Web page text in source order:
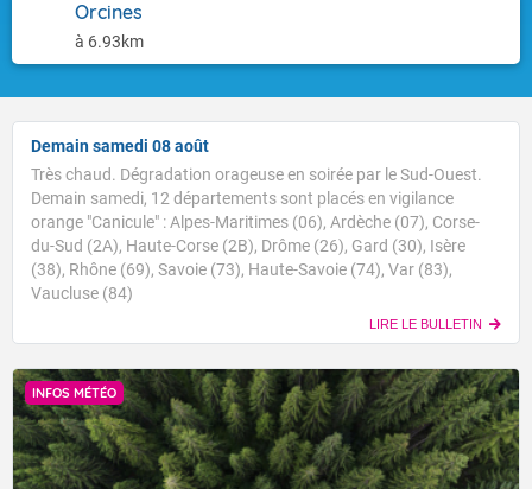
Orcines
à 6.93km
Demain samedi 08 août
Très chaud. Dégradation orageuse en soirée par le Sud-Ouest.
Demain samedi, 12 départements sont placés en vigilance
orange "Canicule" : Alpes-Maritimes (06), Ardèche (07), Corse-
du-Sud (2A), Haute-Corse (2B), Drôme (26), Gard (30), Isère
(38), Rhône (69), Savoie (73), Haute-Savoie (74), Var (83),
Vaucluse (84)
LIRE LE BULLETIN
INFOS MÉTÉO